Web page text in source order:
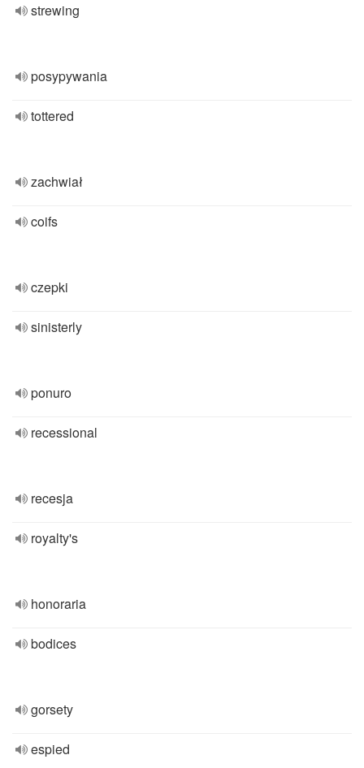
strewing
posypywania
tottered
zachwiał
coifs
czepki
sinisterly
ponuro
recessional
recesja
royalty's
honoraria
bodices
gorsety
espied